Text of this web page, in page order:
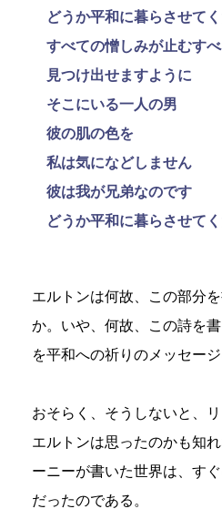
どうか平和に暮らさせて
すべての憎しみが止むす
見つけ出せますように
そこにいる一人の男
彼の肌の色を
私は気になどしません
彼は我が兄弟なのです
どうか平和に暮らさせて
エルトンは何故、この部分
か。いや、何故、この詩を
を平和への祈りのメッセー
おそらく、そうしないと、
エルトンは思ったのかも知
ーニーが書いた世界は、す
だったのである。